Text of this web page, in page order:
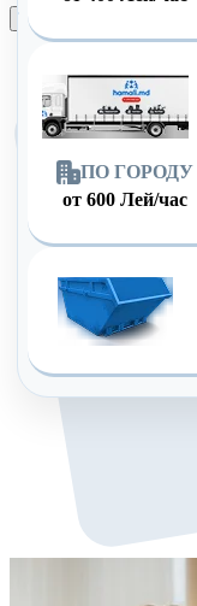
ПО ГОРОДУ
от 600 Лей/час
Оформить заказ